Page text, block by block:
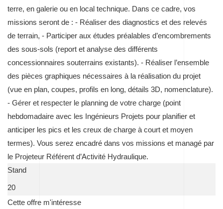
terre, en galerie ou en local technique. Dans ce cadre, vos
missions seront de : - Réaliser des diagnostics et des relevés
de terrain, - Participer aux études préalables d’encombrements
des sous-sols (report et analyse des différents
concessionnaires souterrains existants). - Réaliser l’ensemble
des pièces graphiques nécessaires à la réalisation du projet
(vue en plan, coupes, profils en long, détails 3D, nomenclature).
- Gérer et respecter le planning de votre charge (point
hebdomadaire avec les Ingénieurs Projets pour planifier et
anticiper les pics et les creux de charge à court et moyen
termes). Vous serez encadré dans vos missions et managé par
le Projeteur Référent d’Activité Hydraulique.
Stand
20
Cette offre m'intéresse